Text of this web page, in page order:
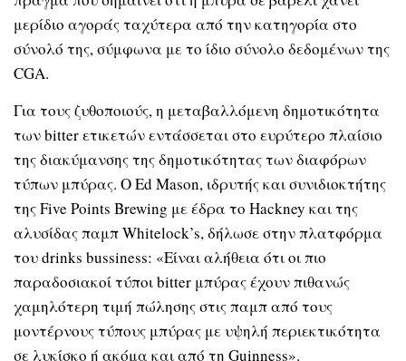
μερίδιο αγοράς ταχύτερα από την κατηγορία στο
σύνολό της, σύμφωνα με το ίδιο σύνολο δεδομένων της
CGA.
Για τους ζυθοποιούς, η μεταβαλλόμενη δημοτικότητα
των bitter ετικετών εντάσσεται στο ευρύτερο πλαίσιο
της διακύμανσης της δημοτικότητας των διαφόρων
τύπων μπύρας. Ο Ed Mason, ιδρυτής και συνιδιοκτήτης
της Five Points Brewing με έδρα το Hackney και της
αλυσίδας παμπ Whitelock’s, δήλωσε στην πλατφόρμα
του drinks bussiness: «Είναι αλήθεια ότι οι πιο
παραδοσιακοί τύποι bitter μπύρας έχουν πιθανώς
χαμηλότερη τιμή πώλησης στις παμπ από τους
μοντέρνους τύπους μπύρας με υψηλή περιεκτικότητα
σε λυκίσκο ή ακόμα και από τη Guinness».